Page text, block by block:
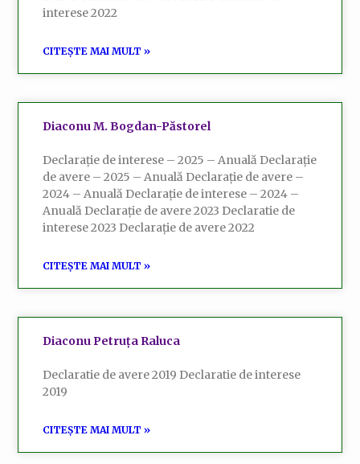
interese 2022
CITEȘTE MAI MULT »
Diaconu M. Bogdan-Păstorel
Declarație de interese – 2025 – Anuală Declarație
de avere – 2025 – Anuală Declarație de avere –
2024 – Anuală Declarație de interese – 2024 –
Anuală Declarație de avere 2023 Declaratie de
interese 2023 Declarație de avere 2022
CITEȘTE MAI MULT »
Diaconu Petruța Raluca
Declaratie de avere 2019 Declaratie de interese
2019
CITEȘTE MAI MULT »